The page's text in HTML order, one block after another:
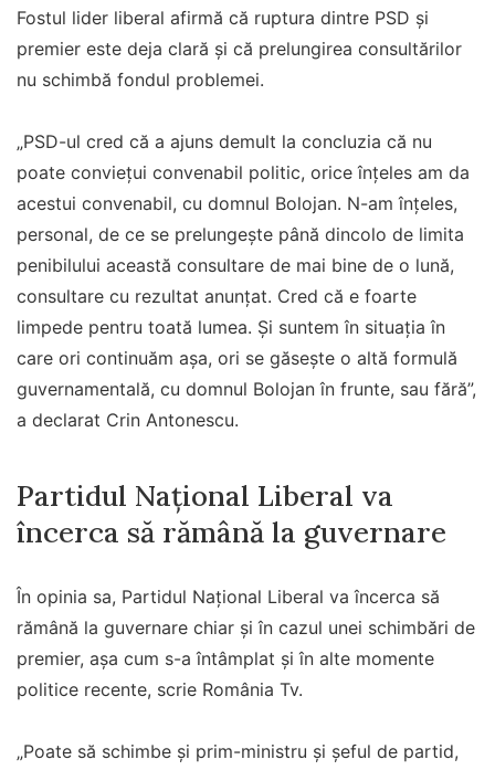
Fostul lider liberal afirmă că ruptura dintre PSD și
premier este deja clară și că prelungirea consultărilor
nu schimbă fondul problemei.
„PSD-ul cred că a ajuns demult la concluzia că nu
poate conviețui convenabil politic, orice înțeles am da
acestui convenabil, cu domnul Bolojan. N-am înțeles,
personal, de ce se prelungește până dincolo de limita
penibilului această consultare de mai bine de o lună,
consultare cu rezultat anunțat. Cred că e foarte
limpede pentru toată lumea. Și suntem în situația în
care ori continuăm așa, ori se găsește o altă formulă
guvernamentală, cu domnul Bolojan în frunte, sau fără”,
a declarat Crin Antonescu.
Partidul Național Liberal va
încerca să rămână la guvernare
În opinia sa, Partidul Național Liberal va încerca să
rămână la guvernare chiar și în cazul unei schimbări de
premier, așa cum s-a întâmplat și în alte momente
politice recente, scrie România Tv.
„Poate să schimbe și prim-ministru și șeful de partid,